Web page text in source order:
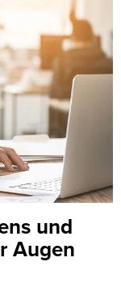
und
Augen